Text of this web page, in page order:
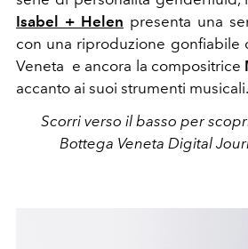
Isabel + Helen presenta una
con una riproduzione gonfiabile
Veneta e ancora la compositrice
accanto ai suoi strumenti musicali.
Scorri verso il basso per
Bottega Veneta Digital